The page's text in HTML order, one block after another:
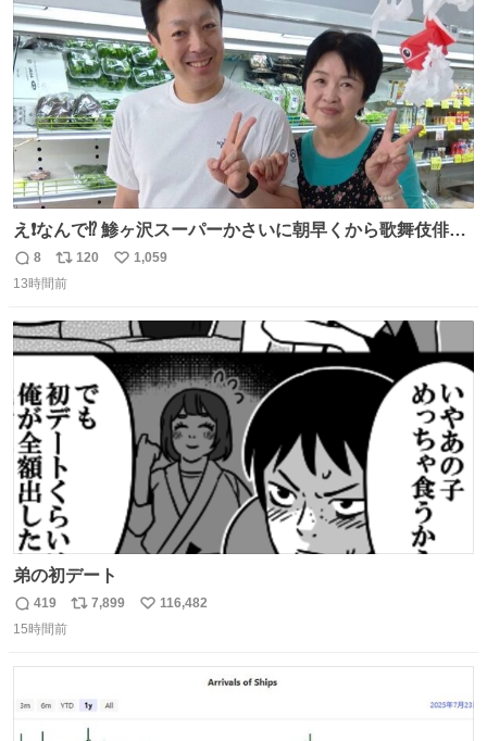
数
え❗️なんで⁉️ 鯵ヶ沢スーパーかさいに朝早くから歌舞伎俳優
の8代目尾上菊五郎さんが来店‼️旦那さんを亡くした姫子さ
んを元気付けに来たそうです😄 わざわざ鯵ヶ沢赤石まで😅
でしょうね😆 #尾上菊五郎 #スーパーかさい
返
信
8
リ
ポ
ト
数
120
い
数
1,059
13時間前
弟の初デート
返
信
419
リ
数
7,899
い
116,482
15時間前